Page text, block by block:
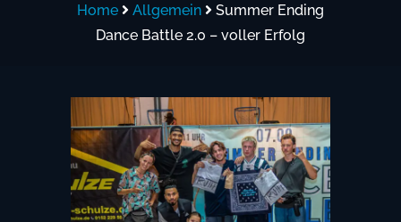
Home Allgemein
Summer Ending
Dance Battle 2.0 – voller Erfolg